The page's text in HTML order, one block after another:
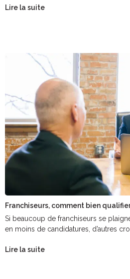
Lire la suite
Franchiseurs, comment bien
Si beaucoup de franchiseurs se
en moins de candidatures, d’autres
Lire la suite